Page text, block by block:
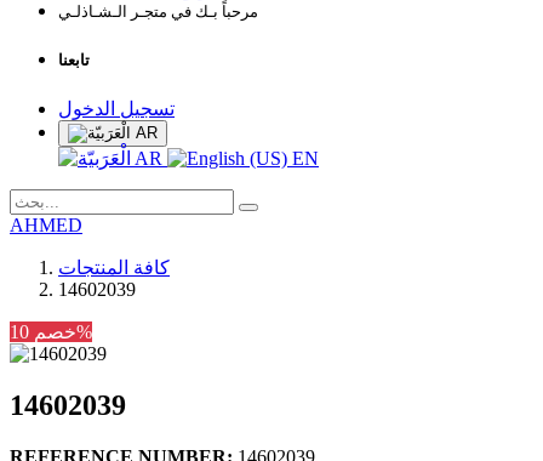
مرحباً بـك في متجـر الـشـاذلـي
تابعنا
تسجيل الدخول
AR
AR EN
AHMED
كافة المنتجات
14602039
خصم 10%
14602039
REFERENCE NUMBER: 14602039